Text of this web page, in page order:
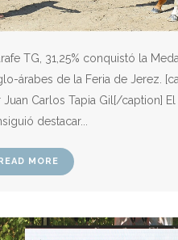
TG, 31,25% conquistó la
árabes de la Feria de Jerez.
Juan Carlos Tapia Gil[/caption]
destacar...
MORE